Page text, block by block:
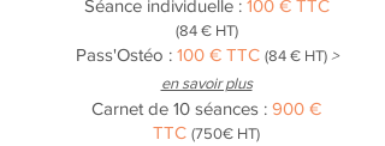
Séance individuelle : 100 € TTC
(84€ HT)
Pass'Ostéo : 100 € TTC (84 € HT) >
en savoir plus
Carnet de 10 séances : 900 €
TTC (750€ HT)